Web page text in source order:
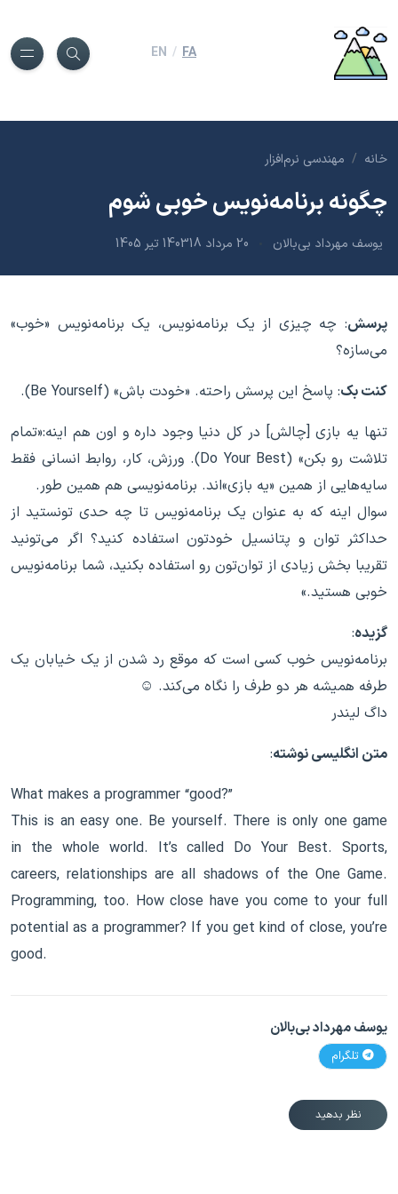
FA
/
EN
خانه مهندسی نرم‌افزار
چگونه برنامه‌نویس خوبی شوم
یوسف مهرداد بی‌بالان 20 مرداد 1403 18 تیر 1405
پرسش: چه چیزی از یک برنامه‌نویس، یک برنامه‌نویس «خوب»
می‌سازه؟
کنت بک: پاسخ این پرسش راحته. «خودت باش» (Be Yourself).
تنها یه بازی [چالش] در کل دنیا وجود داره و اون هم اینه:‌«تمام
تلاشت رو بکن» (Do Your Best). ورزش‌‌، کار، روابط انسانی فقط
سایه‌هایی از همین «یه بازی»اند. برنامه‌نویسی هم همین طور.
سوال اینه که به عنوان یک برنامه‌نویس تا چه حدی تونستید از
حداکثر توان و پتانسیل خودتون استفاده کنید؟ اگر می‌تونید
تقریبا بخش زیادی از توان‌تون رو استفاده بکنید، شما برنامه‌نویس
خوبی هستید.»
گزیده:
برنامه‌نویس خوب کسی است که موقع رد شدن از یک خیابان یک
طرفه همیشه هر دو طرف را نگاه می‌کند. ☺
داگ لیندر
متن انگلیسی نوشته:
What makes a programmer “good?”
This is an easy one. Be yourself. There is only one game
in the whole world. It’s called Do Your Best. Sports,
careers, relationships are all shadows of the One Game.
Programming, too. How close have you come to your full
potential as a programmer? If you get kind of close, you’re
good.
یوسف مهرداد بی‌بالان
تلگرام
نظر بدهید